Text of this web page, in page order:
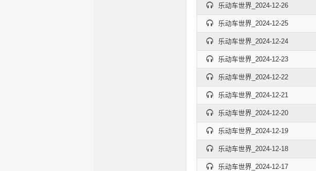
乐动车世界_2024-12-26
乐动车世界_2024-12-25
乐动车世界_2024-12-24
乐动车世界_2024-12-23
乐动车世界_2024-12-22
乐动车世界_2024-12-21
乐动车世界_2024-12-20
乐动车世界_2024-12-19
乐动车世界_2024-12-18
乐动车世界_2024-12-17